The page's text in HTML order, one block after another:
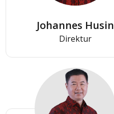
Johannes Husin
Direktur